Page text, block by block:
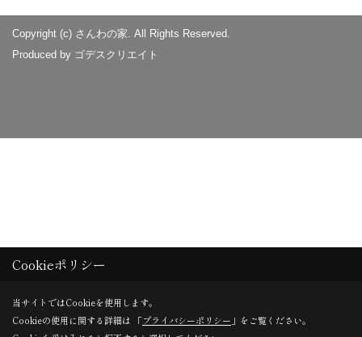
Copyright (c) さんわの家. All Rights Reserved.
Produced by ゴデスクリエイト
Cookieポリシー
当サイトではCookieを使用します。
Cookieの使用に関する詳細は 「プライバシーポリシー 」をご覧ください。